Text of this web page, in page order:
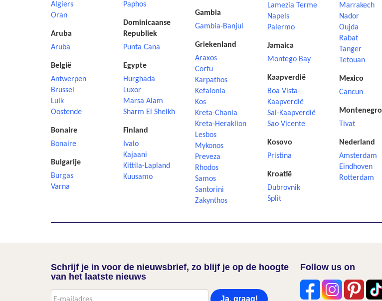
Algiers
Oran
Aruba
Aruba
België
Antwerpen
Brussel
Luik
Oostende
Bonaire
Bonaire
Bulgarije
Burgas
Varna
Paphos
Dominicaanse
Republiek
Punta Cana
Egypte
Hurghada
Luxor
Marsa Alam
Sharm El Sheikh
Finland
Ivalo
Kajaani
Kittila-Lapland
Kuusamo
Gambia
Gambia-Banjul
Griekenland
Araxos
Corfu
Karpathos
Kefalonia
Kos
Kreta-Chania
Kreta-Heraklion
Lesbos
Mykonos
Preveza
Rhodos
Samos
Santorini
Zakynthos
Lamezia Terme
Napels
Palermo
Jamaica
Montego Bay
Kaapverdië
Boa Vista-
Kaapverdië
Sal-Kaapverdië
Sao Vicente
Kosovo
Pristina
Kroatië
Dubrovnik
Split
Marrakech
Nador
Oujda
Rabat
Tanger
Tetouan
Mexico
Cancun
Montenegro
Tivat
Nederland
Amsterdam
Eindhoven
Rotterdam
Schrijf je in voor de nieuwsbrief, zo blijf je op de hoogte
van het laatste nieuws
Ja, graag!
Follow us on